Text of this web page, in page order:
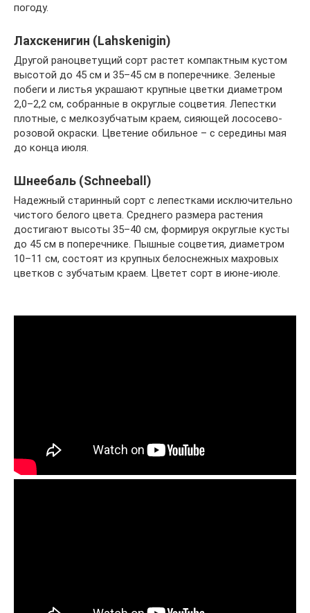
погоду.
Лахскенигин (Lahskenigin)
Другой раноцветущий сорт растет компактным кустом
высотой до 45 см и 35–45 см в поперечнике. Зеленые
побеги и листья украшают крупные цветки диаметром
2,0–2,2 см, собранные в округлые соцветия. Лепестки
плотные, с мелкозубчатым краем, сияющей лососево-
розовой окраски. Цветение обильное – с середины мая
до конца июля.
Шнеебаль (Schneeball)
Надежный старинный сорт с лепестками исключительно
чистого белого цвета. Среднего размера растения
достигают высоты 35–40 см, формируя округлые кусты
до 45 см в поперечнике. Пышные соцветия, диаметром
10–11 см, состоят из крупных белоснежных махровых
цветков с зубчатым краем. Цветет сорт в июне-июле.